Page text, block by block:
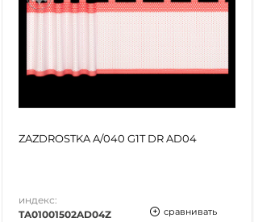
ZAZDROSTKA A/040 G1T DR AD04
индекс:
TA01001502AD04Z
сравнивать